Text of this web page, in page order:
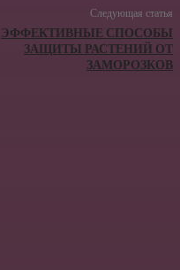
Следующая статья
ЭФФЕКТИВНЫЕ СПОСОБЫ
ЗАЩИТЫ РАСТЕНИЙ ОТ
ЗАМОРОЗКОВ